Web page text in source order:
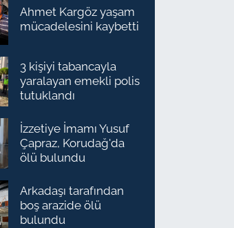
Ahmet Kargöz yaşam
mücadelesini kaybetti
3 kişiyi tabancayla
yaralayan emekli polis
tutuklandı
İzzetiye İmamı Yusuf
Çapraz, Korudağ'da
ölü bulundu
Arkadaşı tarafından
boş arazide ölü
bulundu